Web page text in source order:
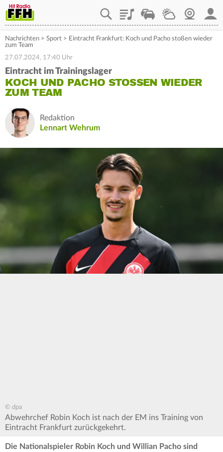
PlaylistStaupilotWetterWebcam
Nachrichten > Sport > Eintracht Frankfurt: Koch und Pacho stoßen wieder
zum Team
27.07.2024, 17:40 Uhr
Eintracht im Trainingslager
KOCH UND PACHO STOSSEN WIEDER Z
UM TEAM
Redaktion
Lennart Wehrum
© dpa
Abwehrchef Robin Koch ist nach der EM ins Training von
Eintracht Frankfurt zurückgekehrt.
Die Nationalspieler Robin Koch und Willian Pacho sind